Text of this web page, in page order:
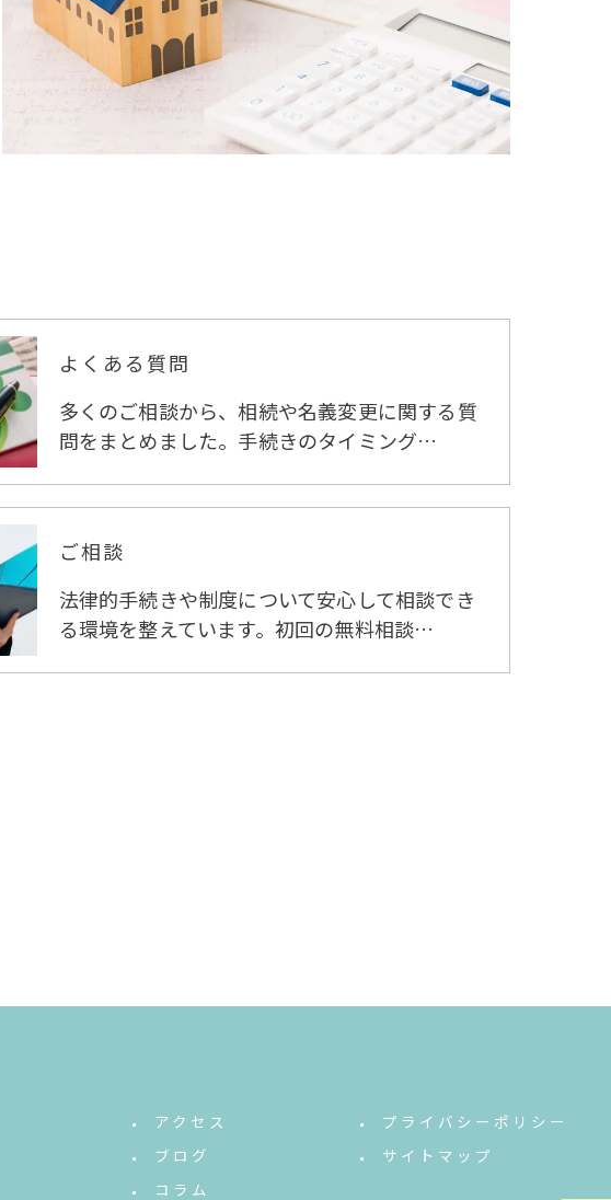
よくある質問
多くのご相談から、相続や名義変更に関する質
問をまとめました。手続きのタイミング…
ご相談
法律的手続きや制度について安心して相談でき
る環境を整えています。初回の無料相談…
アクセス
ブログ
コラム
プライバシーポリシー
サイトマップ